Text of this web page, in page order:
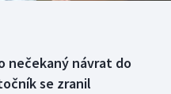
nečekaný návrat do
se zranil